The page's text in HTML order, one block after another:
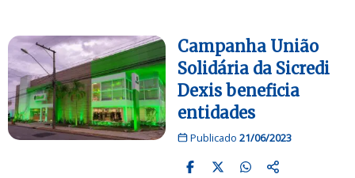
Campanha União
Solidária da Sicredi
Dexis beneficia
entidades
Publicado 21/06/2023